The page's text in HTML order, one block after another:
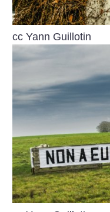
cc Yann Guillotin